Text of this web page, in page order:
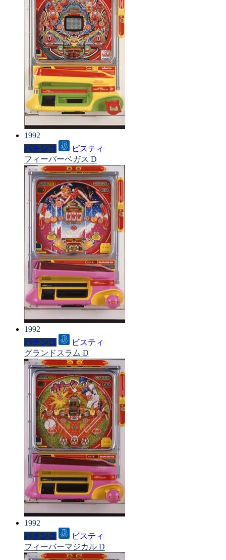
1992
パチンコ
ビスティ
フィーバーベガス D
1992
パチンコ
ビスティ
グランドスラム D
1992
パチンコ
ビスティ
フィーバーマジカル D